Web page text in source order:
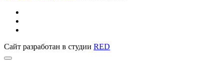
Сайт разработан в студии RED